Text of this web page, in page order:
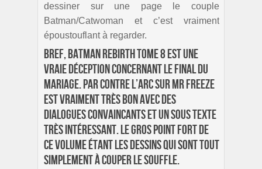
dessiner sur une page le couple
Batman/Catwoman et c’est vraiment
époustouflant à regarder.
Bref, Batman Rebirth Tome 8 est une
vraie déception concernant le final du
mariage. Par contre l’arc sur Mr Freeze
est vraiment très bon avec des
dialogues convaincants et un sous texte
très intéressant. Le gros point fort de
ce volume étant les dessins qui sont tout
simplement à couper le souffle.